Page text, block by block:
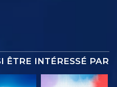
ÊTRE INTÉRESSÉ PAR